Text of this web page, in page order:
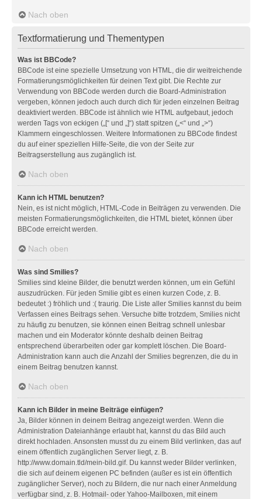
Nach oben
Textformatierung und Thementypen
Was ist BBCode?
BBCode ist eine spezielle Umsetzung von HTML, die dir weitreichende
Formatierungsmöglichkeiten für deinen Text gibt. Die Rechte zur
Verwendung von BBCode werden durch die Board-Administration
vergeben, können jedoch auch durch dich für jeden einzelnen Beitrag
deaktiviert werden. BBCode ist ähnlich wie HTML aufgebaut, jedoch
werden Tags von eckigen („[“ und „]“) statt spitzen („<“ und „>“)
Klammern eingeschlossen. Weitere Informationen zu BBCode findest
du auf einer speziellen Hilfe-Seite, die von der Seite zur
Beitragserstellung aus zugänglich ist.
Nach oben
Kann ich HTML benutzen?
Nein, es ist nicht möglich, HTML-Code in Beiträgen zu verwenden. Die
meisten Formatierungsmöglichkeiten, die HTML bietet, können über
BBCode erreicht werden.
Nach oben
Was sind Smilies?
Smilies sind kleine Bilder, die benutzt werden können, um ein Gefühl
auszudrücken. Für jeden Smilie gibt es einen kurzen Code, z. B.
bedeutet :) fröhlich und :( traurig. Die Liste aller Smilies kannst du beim
Verfassen eines Beitrags sehen. Versuche bitte trotzdem, Smilies nicht
zu häufig zu benutzen, sie können einen Beitrag schnell unlesbar
machen und ein Moderator könnte deshalb deinen Beitrag
entsprechend überarbeiten oder gar komplett löschen. Die Board-
Administration kann auch die Anzahl der Smilies begrenzen, die du in
einem Beitrag benutzen kannst.
Nach oben
Kann ich Bilder in meine Beiträge einfügen?
Ja, Bilder können in deinem Beitrag angezeigt werden. Wenn die
Administration Dateianhänge erlaubt hat, kannst du das Bild auch
direkt hochladen. Ansonsten musst du zu einem Bild verlinken, das auf
einem öffentlich zugänglichen Server liegt, z. B.
http://www.domain.tld/mein-bild.gif. Du kannst weder Bilder verlinken,
die sich auf deinem eigenen PC befinden (außer es ist ein öffentlich
zugänglicher Server), noch zu Bildern, die nur nach einer Anmeldung
verfügbar sind, z. B. Hotmail- oder Yahoo-Mailboxen, mit einem